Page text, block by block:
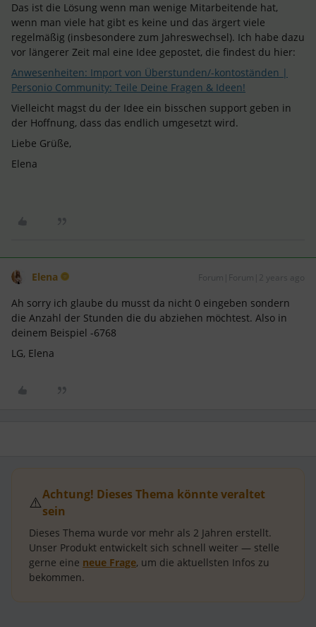
Das ist die Lösung wenn man wenige Mitarbeitende hat,
wenn man viele hat gibt es keine und das ärgert viele
regelmäßig (insbesondere zum Jahreswechsel). Ich habe dazu
vor längerer Zeit mal eine Idee gepostet, die findest du hier:
Anwesenheiten: Import von Überstunden/-kontoständen |
Personio Community: Teile Deine Fragen & Ideen!
Vielleicht magst du der Idee ein bisschen support geben in
der Hoffnung, dass das endlich umgesetzt wird.
Liebe Grüße,
Elena
Elena Forum|Forum|2 years ago
Ah sorry ich glaube du musst da nicht 0 eingeben sondern
die Anzahl der Stunden die du abziehen möchtest. Also in
deinem Beispiel -6768
LG, Elena
⚠️Achtung! Dieses Thema könnte veraltet
sein
Dieses Thema wurde vor mehr als 2 Jahren erstellt.
Unser Produkt entwickelt sich schnell weiter — stelle
gerne eine neue Frage, um die aktuellsten Infos zu
bekommen.